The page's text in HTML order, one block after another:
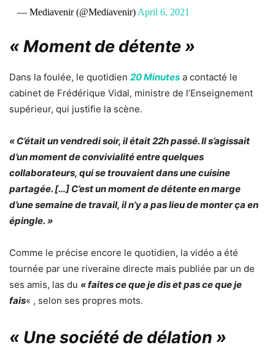
— Mediavenir (@Mediavenir) April 6, 2021
« Moment de détente »
Dans la foulée, le quotidien 20 Minutes a contacté le
cabinet de Frédérique Vidal, ministre de l’Enseignement
supérieur, qui justifie la scène.
« C’était un vendredi soir, il était 22h passé. Il s’agissait
d’un moment de convivialité entre quelques
collaborateurs, qui se trouvaient dans une cuisine
partagée. […] C’est un moment de détente en marge
d’une semaine de travail, il n’y a pas lieu de monter ça en
épingle. »
Comme le précise encore le quotidien, la vidéo a été
tournée par une riveraine directe mais publiée par un de
ses amis, las du « faites ce que je dis et pas ce que je
fais« , selon ses propres mots.
« Une société de délation »